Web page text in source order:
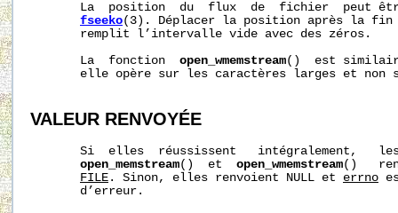
La  position  du  flux  de  fichier  peut
fseeko(3). Déplacer la position après la fin
       remplit l’intervalle vide avec des zéros.
       La  fonction
open_wmemstream()  est
elle opère sur les caractères larges et non
VALEUR RENVOYÉE
Si  elles  réussissent   intégralement,
open_memstream()  et open_wmemstream()
FILE . Sinon, elles renvoient NULL et errno
       d’erreur.